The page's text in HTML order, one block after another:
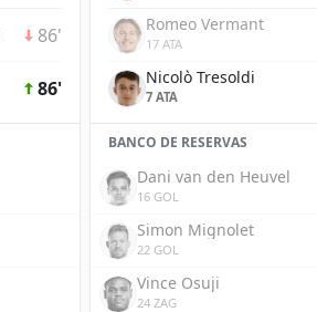
86'
86'
Romeo Vermant
17 ATA
Nicolò Tresoldi
7 ATA
BANCO DE RESERVAS
Dani van den Heuvel
16 GOL
Simon Mignolet
22 GOL
Vince Osuji
24 ZAG